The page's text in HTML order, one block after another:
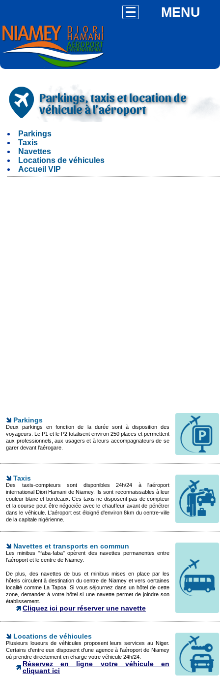
MENU
Parkings, taxis et location de
véhicule à l'aéroport
Parkings
Taxis
Navettes
Locations de véhicules
Accueil VIP
Parkings
Deux parkings en fonction de la durée sont à disposition des
voyageurs. Le P1 et le P2 totalisent environ 250 places et permettent
aux professionnels, aux usagers et à leurs accompagnateurs de se
garer devant l'aérogare.
Taxis
Des taxis-compteurs sont disponibles 24h/24 à l'aéroport
international Diori Hamani de Niamey. Ils sont reconnaissables à leur
couleur blanc et bordeaux. Ces taxis ne disposent pas de compteur
et la course peut être négociée avec le chauffeur avant de pénétrer
dans le véhicule. L'aéroport est éloigné d'environ 8km du centre-ville
de la capitale nigérienne.
Navettes et transports en commun
Les minibus "faba-faba" opèrent des navettes permanentes entre
l'aéroport et le centre de Niamey.
De plus, des navettes de bus et minibus mises en place par les
hôtels circulent à destination du centre de Niamey et vers certaines
localité comme La Tapoa. Si vous séjournez dans un hôtel de cette
zone, demander à votre hôtel si une navette permet de joindre son
établissement.
Cliquez ici pour réserver une navette
Locations de véhicules
Plusieurs loueurs de véhicules proposent leurs services au Niger.
Certains d'entre eux disposent d'une agence à l'aéroport de Niamey
où prendre directement en charge votre véhicule 24h/24.
Réservez en ligne votre véhicule en
cliquant ici